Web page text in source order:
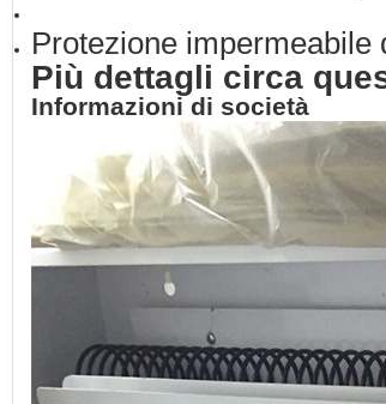
Protezione impermeabile
Più dettagli circa
Informazioni di società